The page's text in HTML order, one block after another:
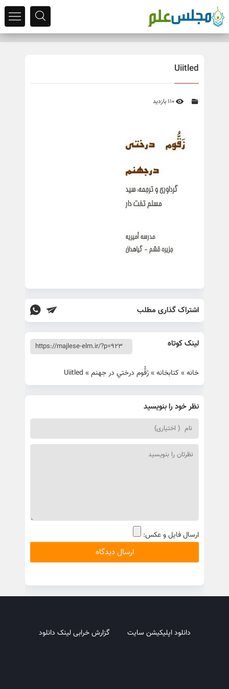
Uiitled
اشتراک گذاری مطلب
لینک کوتاه
خانه» کتابخانه» زَقُّوم درختي در جهنم»
Uiitled
نظر خود را بنویسید
ارسال فایل و عکس:
دانلود اپلیکیشن سایت گزارش خرابی لینک دانلود